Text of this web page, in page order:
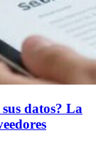
datos? La